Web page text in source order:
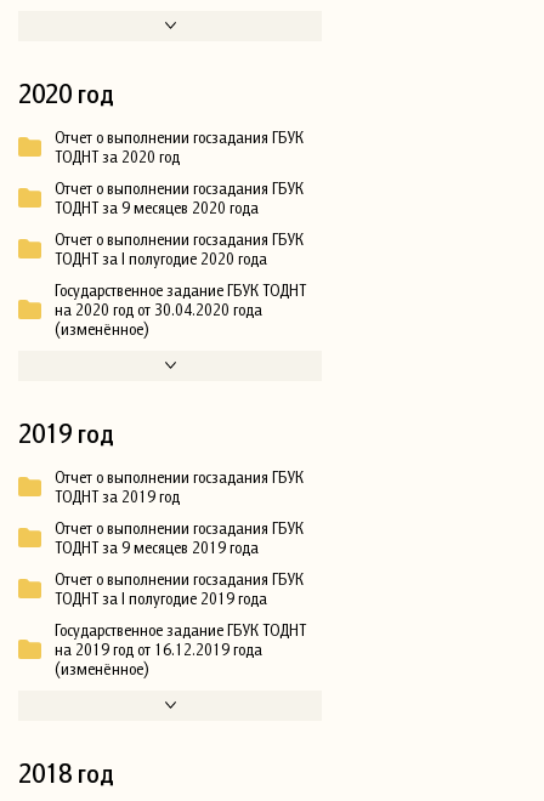
2020 год
Отчет о выполнении госзадания ГБУК
ТОДНТ за 2020 год
Отчет о выполнении госзадания ГБУК
ТОДНТ за 9 месяцев 2020 года
Отчет о выполнении госзадания ГБУК
ТОДНТ за I полугодие 2020 года
Государственное задание ГБУК ТОДНТ
на 2020 год от 30.04.2020 года
(изменённое)
2019 год
Отчет о выполнении госзадания ГБУК
ТОДНТ за 2019 год
Отчет о выполнении госзадания ГБУК
ТОДНТ за 9 месяцев 2019 года
Отчет о выполнении госзадания ГБУК
ТОДНТ за I полугодие 2019 года
Государственное задание ГБУК ТОДНТ
на 2019 год от 16.12.2019 года
(изменённое)
2018 год